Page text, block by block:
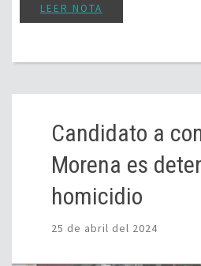
LEER NOTA
Candidato a
Morena es
homicidio
25 de abril del 2024